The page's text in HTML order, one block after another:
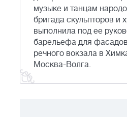
музыке и танцам
бригада скульпторов и
выполнила под ее
барельефа для
речного вокзала в
Москва-Волга.